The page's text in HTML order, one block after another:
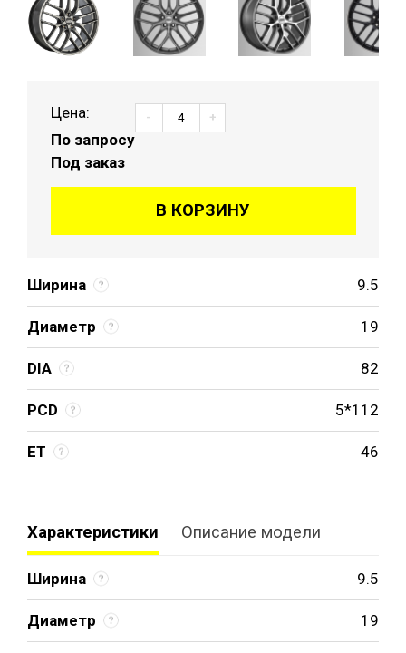
Ширина 9.5
Диаметр 19
DIA 82
PCD 5*112
ET 46
Цена:
По запросу
Под заказ
- +
В КОРЗИНУ
Характеристики Описание модели
Ширина 9.5
Диаметр 19